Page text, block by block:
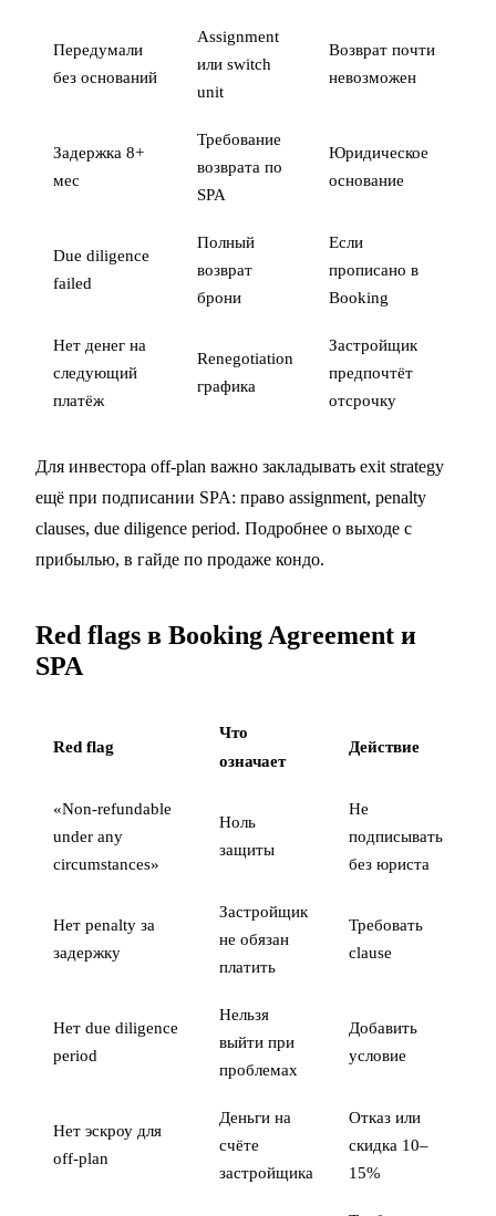
Передумали
без оснований
Assignment
или switch
unit
Возврат почти
невозможен
Задержка 8+
мес
Требование
возврата по
SPA
Юридическое
основание
Due diligence
failed
Полный
возврат
брони
Если
прописано в
Booking
Нет денег на
следующий
платёж
Renegotiation
графика
Застройщик
предпочтёт
отсрочку
Для инвестора off-plan важно закладывать exit strategy
ещё при подписании SPA: право assignment, penalty
clauses, due diligence period. Подробнее о выходе с
прибылью, в гайде по продаже кондо.
Red flags в Booking Agreement и
SPA
Red flag
Что
означает
Действие
«Non-refundable
under any
circumstances»
Ноль
защиты
Не
подписывать
без юриста
Нет penalty за
задержку
Застройщик
не обязан
платить
Требовать
clause
Нет due diligence
period
Нельзя
выйти при
проблемах
Добавить
условие
Нет эскроу для
off-plan
Деньги на
счёте
застройщика
Отказ или
скидка 10–
15%